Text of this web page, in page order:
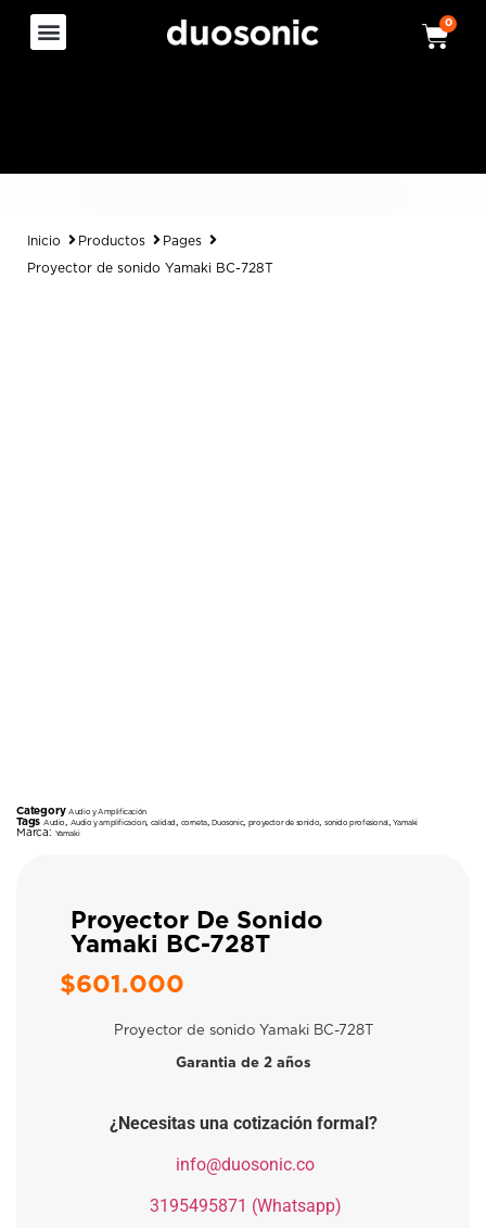
0
Inicio Productos Pages
Proyector de sonido Yamaki BC-728T
Category Audio y Amplificación
Tags Audio Audio y amplificacion, calidad corneta,Duosonic, proyector de sonido sonido profesional,Yamaki
Marca: Yamaki
Proyector De Sonido
Yamaki BC-728T
$601.000
Proyector de sonido Yamaki BC-728T
Garantia de 2 años
¿Necesitas una cotización formal?
info@duosonic.co
3195495871 (Whatsapp)